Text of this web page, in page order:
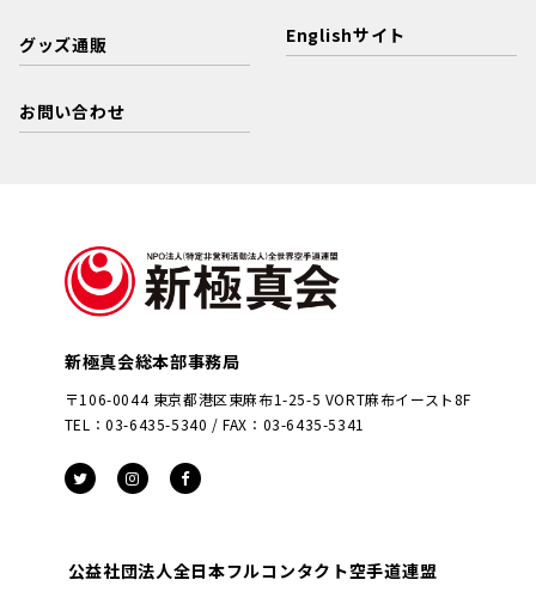
グッズ通販
お問い合わせ
Englishサイト
新極真会総本部事務局
〒106-0044 東京都港区東麻布1-25-5 VORT麻布イースト8F
TEL：03-6435-5340 / FAX：03-6435-5341
公益社団法人全日本フルコンタクト空手道連盟